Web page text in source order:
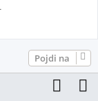
Pojdi na